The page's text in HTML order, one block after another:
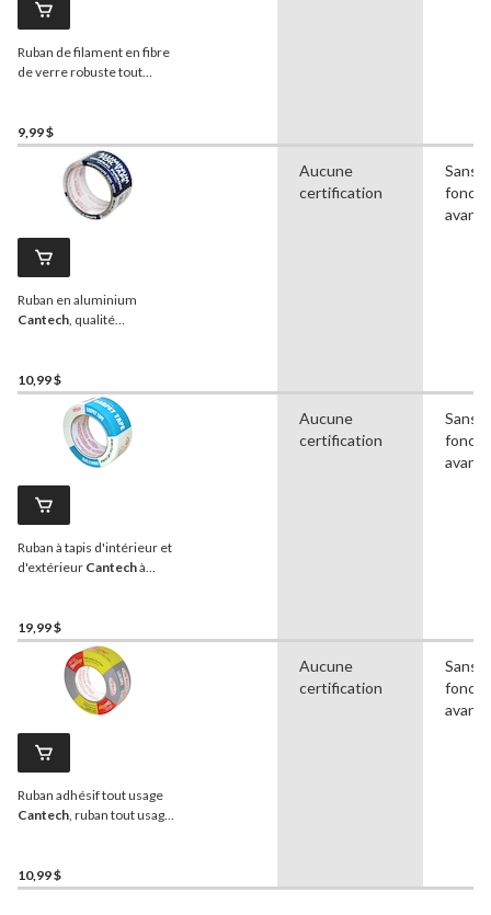
Ruban de filament en fibre
de verre robuste tout
9,99 $
Ruban en aluminium
Cantech , qualité
48 mm x 10 m
10,99 $
Aucune
certification
Sans
Ruban à tapis d'intérieur et
d'extérieur Cantechà
48 mm x 15 m
19,99 $
Aucune
certification
Sans
Ruban adhésif tout usage
Cantech , ruban tout usage
10,99 $
Aucune
certification
Sans